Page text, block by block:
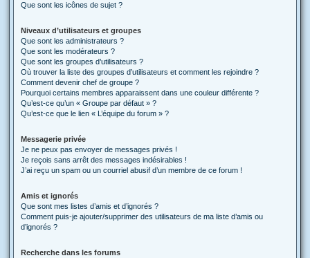
Que sont les icônes de sujet ?
Niveaux d’utilisateurs et groupes
Que sont les administrateurs ?
Que sont les modérateurs ?
Que sont les groupes d’utilisateurs ?
Où trouver la liste des groupes d’utilisateurs et comment les rejoindre ?
Comment devenir chef de groupe ?
Pourquoi certains membres apparaissent dans une couleur différente ?
Qu’est-ce qu’un « Groupe par défaut » ?
Qu’est-ce que le lien « L’équipe du forum » ?
Messagerie privée
Je ne peux pas envoyer de messages privés !
Je reçois sans arrêt des messages indésirables !
J’ai reçu un spam ou un courriel abusif d’un membre de ce forum !
Amis et ignorés
Que sont mes listes d’amis et d’ignorés ?
Comment puis-je ajouter/supprimer des utilisateurs de ma liste d’amis ou
d’ignorés ?
Recherche dans les forums